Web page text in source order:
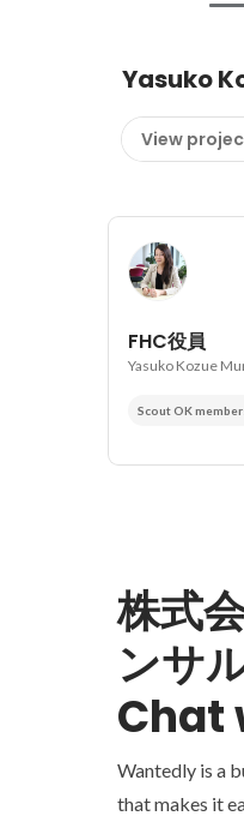
Yasuko
View
FHC役員
Yasuko Kozue
Scout OK
株式
ンサ
Chat
Wantedly is a
that makes it